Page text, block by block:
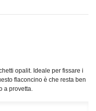
opalit. Ideale per fissare i
flaconcino è che resta ben
a provetta.